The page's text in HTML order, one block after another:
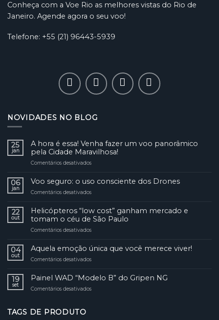
Conheça com a Voe Rio as melhores vistas do Rio de
Janeiro. Agende agora o seu voo!
Telefone: +55 (21) 96443-5939
NOVIDADES NO BLOG
25
jan
A hora é essa! Venha fazer um voo panorâmico
pela Cidade Maravilhosa!
Comentários desativados
hora
fazer
um
Cidade
06
jan
Voo seguro: o uso consciente dos Drones
Comentários desativados
seguro:
o
uso
Drones
22
out
Helicópteros “low cost” ganham mercado e
tomam o céu de São Paulo
Comentários desativados
“low
e
04
out
Aquela emoção única que você merece viver!
Comentários desativados
emoção
19
set
Painel WAD “Modelo B” do Gripen NG
Comentários desativados
TAGS DE PRODUTO